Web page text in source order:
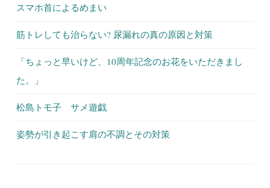
スマホ首によるめまい
筋トレしても治らない? 尿漏れの真の原因と対策
「ちょっと早いけど、10周年記念のお花をいただきまし
た。」
松島トモ子 サメ遊戯
姿勢が引き起こす肩の不調とその対策